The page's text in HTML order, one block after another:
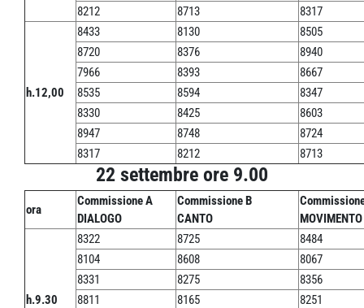
8212
8713 8317
h.12,00
8433 8130
8505
8720
8376
8940
7966
8393
8667
8535
8594
8347
8330
8425
8603
8947
8748
8724
8317
8212 8713
22 settembre ore 9.00
ora
Commissione A
DIALOGO
Commissione B
CANTO
MOVIMENTO
h.9.30
8322 8725
8484
8104
8608
8067
8331
8275
8356
8811
8165
8251